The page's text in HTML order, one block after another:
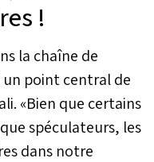
de
gens, mais il
a remis
la question de
la vie dans sa
les marges
de
Il a
lumière les
!
la chaîne de
point central de
«Bien que certains
spéculateurs, les
dans notre